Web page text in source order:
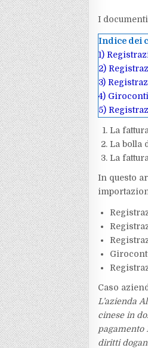
I
Indice dei
1)
2)
3)
4)
5)
La
La bolla
La
In questo
Caso
L’azienda
cinese in
pagamento
diritti